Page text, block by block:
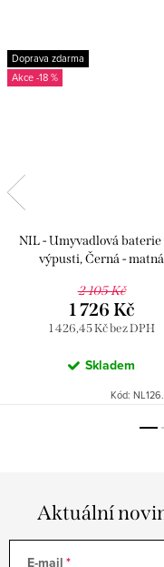
Doprava zdarma
-18 %
NIL - Umyvadlová baterie
výpusti, Černá - matná
2 105 Kč
1 426,45 Kč bez DPH
1 726 Kč
Skladem
Kód:
Aktuální